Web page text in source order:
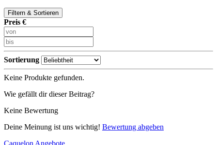
Filtern & Sortieren
Preis €
Sortierung
Keine Produkte gefunden.
Wie gefällt dir dieser Beitrag?
Keine Bewertung
Deine Meinung ist uns wichtig! Bewertung abgeben
Caquelon Angebote